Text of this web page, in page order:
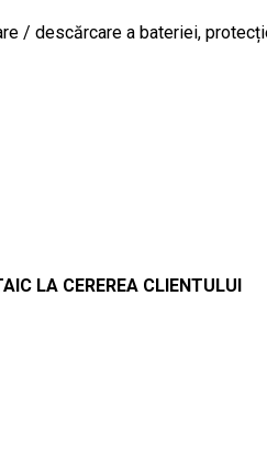
/ descărcare a bateriei,
LA CEREREA CLIENTULUI